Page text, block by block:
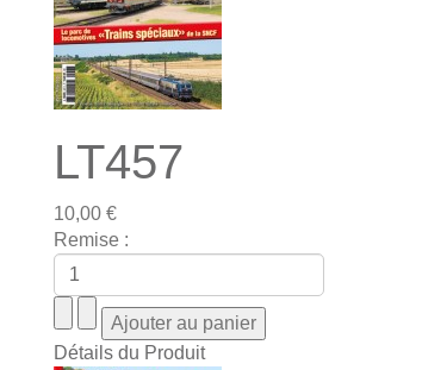
LT457
10,00 €
Remise :
Détails du Produit